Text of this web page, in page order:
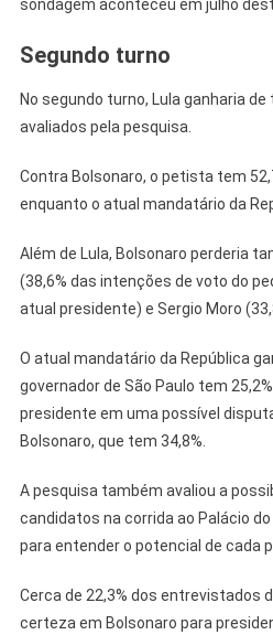
sondagem aconteceu em julho
Segundo turno
No segundo turno, Lula ganharia
avaliados pela pesquisa.
Contra Bolsonaro, o petista tem
enquanto o atual mandatário da
Além de Lula, Bolsonaro perderia
(38,6% das intenções de voto do
atual presidente) e Sergio Moro
O atual mandatário da República
governador de São Paulo tem
presidente em uma possível
Bolsonaro, que tem 34,8%.
A pesquisa também avaliou a
candidatos na corrida ao Palácio
para entender o potencial de cada
Cerca de 22,3% dos entrevistados
certeza em Bolsonaro para